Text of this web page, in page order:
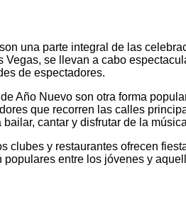
una parte integral de las
se llevan a cabo
de espectadores.
Año Nuevo son otra forma
que recorren las calles
cantar y disfrutar de la
clubes y restaurantes ofrecen
entre los jóvenes y